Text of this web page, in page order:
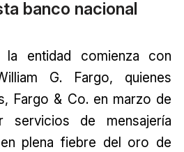
banco nacional
entidad comienza con
G. Fargo, quienes
Fargo & Co. en marzo de
servicios de mensajería
plena fiebre del oro de